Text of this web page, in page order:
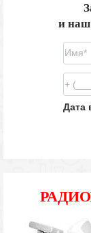
и наш
Дата